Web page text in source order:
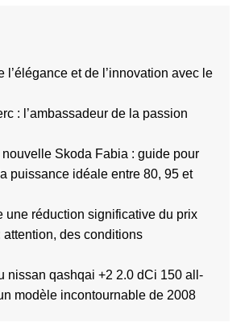
l’élégance et de l’innovation avec le
: l’ambassadeur de la passion
Skoda Fabia : guide pour
puissance idéale entre 80, 95 et
une réduction significative du prix
attention, des conditions
nissan qashqai +2 2.0 dCi 150 all-
modèle incontournable de 2008